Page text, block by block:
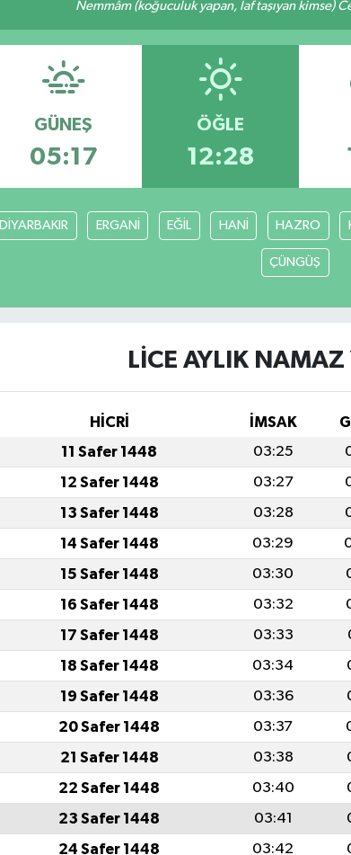
Nemmâm (koğuculuk yapan, laf taşıyan kimse)
GÜNEŞ
05:17
ÖĞLE
12:28
DİYARBAKIR ERGANİ EĞİL HANİ HAZRO
ÇÜNGÜŞ
LİCE AYLIK NAMAZ
HİCRİ İMSAK
11 Safer 1448 03:25
12 Safer 1448 03:27
13 Safer 1448 03:28
14 Safer 1448 03:29
15 Safer 1448 03:30
16 Safer 1448 03:32
17 Safer 1448 03:33
18 Safer 1448 03:34
19 Safer 1448 03:36
20 Safer 1448 03:37
21 Safer 1448 03:38
22 Safer 1448 03:40
23 Safer 1448 03:41
24 Safer 1448 03:42